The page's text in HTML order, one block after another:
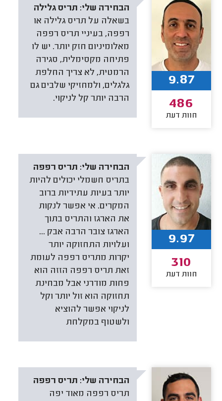
הבחירה שלי: תריס גלילה
בשאלה על תריס גלילה או
רפפה, בעיניי תריס רפפה
מאלומיניום חזק יותר. יש לו
פתיחה מקסימלית, סגירה
הרמטית, לא צריך החלפת
גלגלים, ולמחזיקי שלבים גם
הרבה יותר קל לניקוי.
9.87
486
חוות דעת
הבחירה שלי: תריס רפפה
בתריס חשמלי יכולים להיות
יותר בעיות עתידיות ברוב
המקרים. אי אפשר לנקות
את הארגז והתריס בתוך
הארגז צובר הרבה אבק ...
ועלויות התחזוקה יותר
יקרות מתריס רפפה לעומת
זאת תריס רפפה הזזה הוא
פחות מודרני אבל מבחינת
תחזוקה הוא זול יותר וקל
לניקוי אפשר להוציא
ולשטוף במקלחת
9.97
310
חוות דעת
הבחירה שלי: תריס רפפה
תריס רפפה מאוד יפה